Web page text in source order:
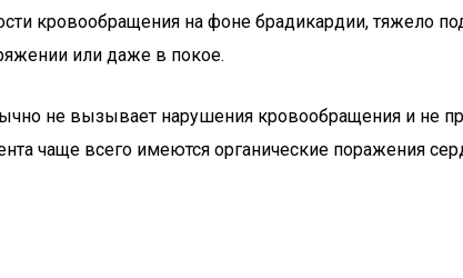
кровообращения на фоне брадикардии, тяжело
или даже в покое.
не вызывает нарушения кровообращения и не
чаще всего имеются органические поражения